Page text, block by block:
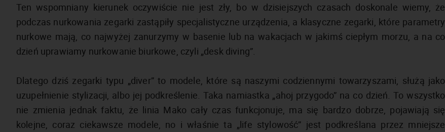
Ten wspomniany kierunek oczywiście nie jest zły, bo w dzisiejszych czasach doskonale wiemy, że
podczas nurkowania zegarki zastąpiły specjalistyczne urządzenia, a klasyczne zegarki, które parametry
nurkowe mają, co najwyżej zanurzymy w basenie lub na wakacjach w jakimś ciepłym morzu, a na co
dzień uprawiamy nurkowanie biurkowe, czyli „desk diving”.
Dlatego dziś zegarki typu „diver” to modele, które są naszymi codziennymi towarzyszami, służą jako
uzupełnienie stylizacji, albo jej podkreślenie. Taka namiastka „ahoj przygodo” na co dzień. To wszystko
nie zmienia jednak faktu, że linia Mako cały czas funkcjonuje, ma się bardzo dobrze, pojawiają się
kolejne, coraz ciekawsze modele, no i właśnie ta „life stylowość” jest podkreślana przez mniejsze